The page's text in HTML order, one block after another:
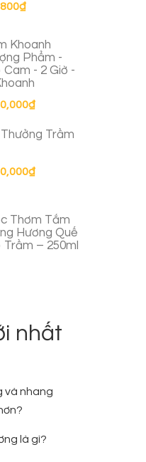
₫
Khoanh
Phẩm -
Cam - 2 Giờ -
₫
Trầm
₫
Thơm Tắm
Hương Quế
Trầm – 250ml
nhất
và nhang
là gì?